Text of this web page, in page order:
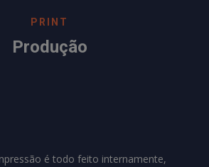
PRINT
Produção
é todo feito internamente,